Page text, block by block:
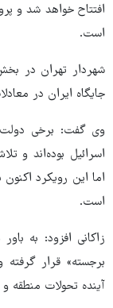
افتتاح خواهد شد و
است.
شهردار تهران در
جایگاه ایران در
وی گفت: برخی
اسرائیل بوده‌اند و
اما این رویکرد
است.
زاکانی افزود: به
برجسته» قرار
آینده تحولات منطقه